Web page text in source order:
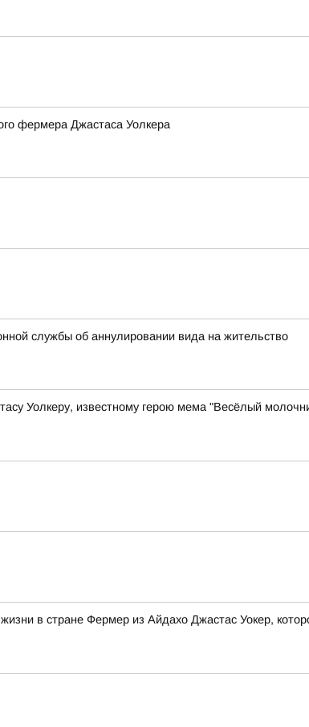
фермера Джастаса Уолкера
службы об аннулировании вида на жительство
Уолкеру, известному герою мема "Весёлый
в стране Фермер из Айдахо Джастас Уокер,